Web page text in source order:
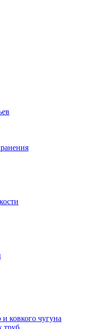
ковкого чугуна
труб